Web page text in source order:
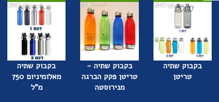
בקבוק שתיה
טריטן
בקבוק שתיה -
טריטן פקק הברגה
מנירוסטה
בקבוק שתיה
מאלומיניום 750
מ"ל